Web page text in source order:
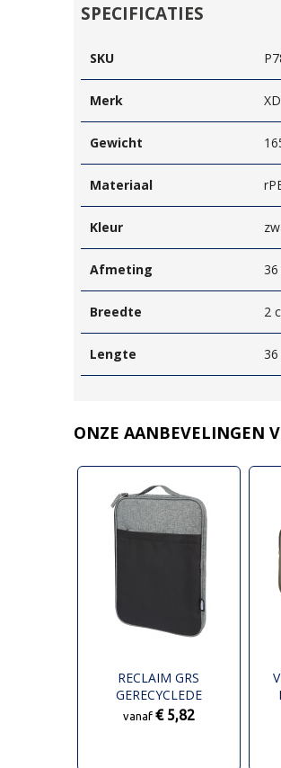
SPECIFICATIES
SKU
Merk
Gewicht
Materiaal
Kleur
Afmeting
Breedte 2
Lengte
ONZE AANBEVELINGEN
RECLAIM GRS
GERECYCLEDE
TWEEKLEURIGE 14"
LAPTOPHOES 2,5 L
vanaf € 5,82